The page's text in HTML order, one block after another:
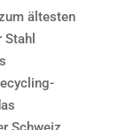
ältesten